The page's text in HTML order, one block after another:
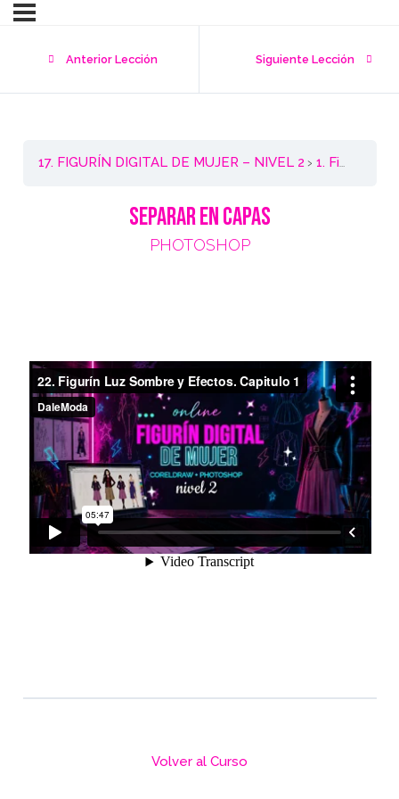
Anterior Lección Siguiente Lección
17. FIGURÍN DIGITAL DE MUJER – NIVEL 2 1. Figurín Luz Sombra y Efectos – Capas
SEPARAR EN CAPAS
PHOTOSHOP
Volver al Curso